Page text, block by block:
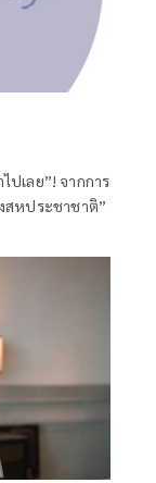
ปเลย”! จากการ
หประชาชาติ”